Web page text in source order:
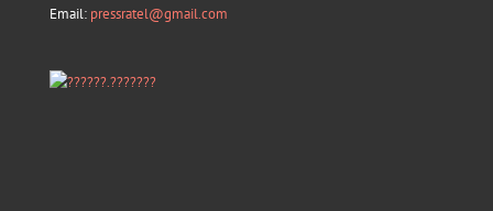
Email: pressratel@gmail.com